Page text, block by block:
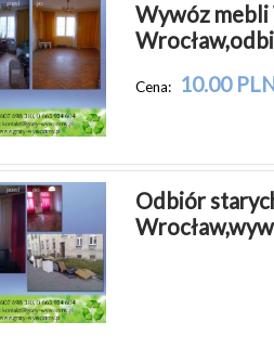
Wywóz mebli
Cena: 10.00
Odbiór